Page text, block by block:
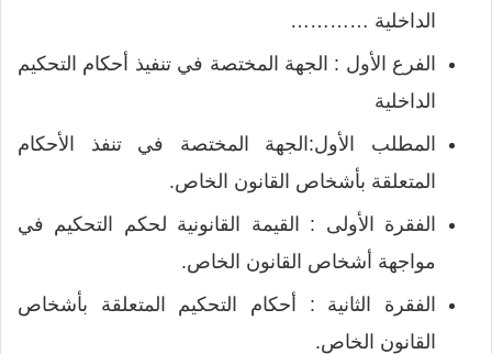
الداخلية …………
الفرع الأول : الجهة المختصة في تنفيذ أحكام التحكيم
الداخلية
المطلب الأول:الجهة المختصة في تنفذ الأحكام
المتعلقة بأشخاص القانون الخاص.
الفقرة الأولى : القيمة القانونية لحكم التحكيم في
مواجهة أشخاص القانون الخاص.
الفقرة الثانية : أحكام التحكيم المتعلقة بأشخاص
القانون الخاص.